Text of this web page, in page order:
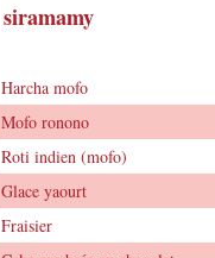
siramamy
Harcha mofo
Mofo ronono
Roti indien (mofo)
Glace yaourt
Fraisier